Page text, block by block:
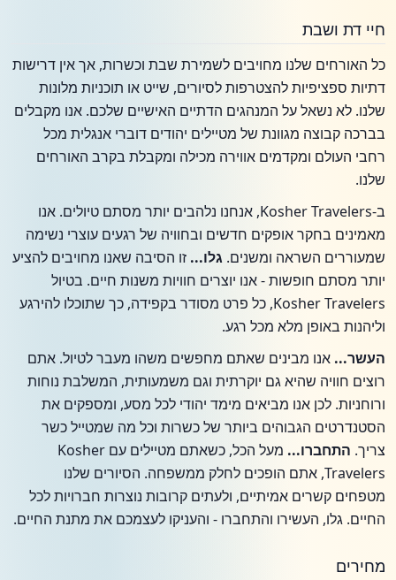
חיי דת ושבת
כל האורחים שלנו מחויבים לשמירת שבת וכשרות, אך אין דרישות
דתיות ספציפיות להצטרפות לסיורים, שייט או תוכניות מלונות
שלנו. לא נשאל על המנהגים הדתיים האישיים שלכם. אנו מקבלים
בברכה קבוצה מגוונת של מטיילים יהודים דוברי אנגלית מכל
רחבי העולם ומקדמים אווירה מכילה ומקבלת בקרב האורחים
שלנו.
ב-Kosher Travelers, אנחנו נלהבים יותר מסתם טיולים. אנו
מאמינים בחקר אופקים חדשים ובחוויה של רגעים עוצרי נשימה
שמעוררים השראה ומשנים. גלו... זו הסיבה שאנו מחויבים להציע
יותר מסתם חופשות - אנו יוצרים חוויות משנות חיים. בטיול
Kosher Travelers, כל פרט מסודר בקפידה, כך שתוכלו להירגע
וליהנות באופן מלא מכל רגע.
העשר... אנו מבינים שאתם מחפשים משהו מעבר לטיול. אתם
רוצים חוויה שהיא גם יוקרתית וגם משמעותית, המשלבת נוחות
ורוחניות. לכן אנו מביאים מימד יהודי לכל מסע, ומספקים את
הסטנדרטים הגבוהים ביותר של כשרות וכל מה שמטייל כשר
צריך. התחברו...
מעל הכל, כשאתם מטיילים עם Kosher
Travelers, אתם הופכים לחלק ממשפחה. הסיורים שלנו
מטפחים קשרים אמיתיים, ולעתים קרובות נוצרות חברויות לכל
החיים. גלו, העשירו והתחברו - והעניקו לעצמכם את מתנת החיים.
מחירים